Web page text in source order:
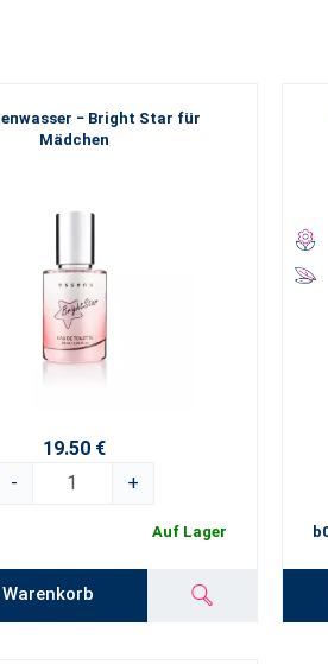
− Bright Star für
Mädchen
19.50 €
-
+
Auf Lager